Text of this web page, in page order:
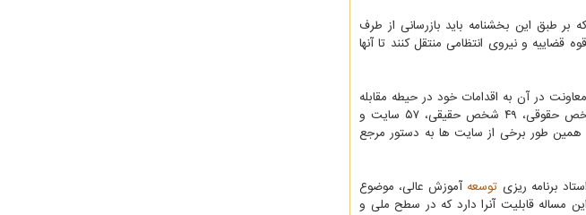
طبق این بخشنامه باید بازرسانی از طرف
و نیروی انتظامی منتقل کنند تا آنها
در آن به اقدامات خود در حیطه مقابله
با تخلفات علمی از سال ۱۳۹۷ پرداخته است. در آن عنوان شده که در مجموع تاکنون، نسبت به ۴۶ شخص حقوقی، ۴۹ شخص حقیقی، ۵۷ سایت و
شکایت شده است. همین طور برخی از سایت ها به دستور مرجع
برنامه ریزی توسعه آموزش عالی، موضوع
مساله قابلیت آنرا دارد که در سطح ملی و